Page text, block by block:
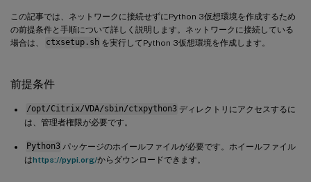
この記事では、ネットワークに接続せずにPython 3仮想環境を作成するため
の前提条件と手順について詳しく説明します。ネットワークに接続している
場合は、
ctxsetup.sh を実行してPython 3仮想環境を作成します。
前提条件
/opt/Citrix/VDA/sbin/ctxpython3 ディレクトリにアクセスするに
は、管理者権限が必要です。
Python3 パッケージのホイールファイルが必要です。ホイールファイル
はhttps://pypi.org/からダウンロードできます。